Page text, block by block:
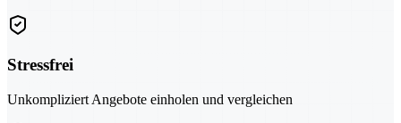
Stressfrei
Unkompliziert Angebote einholen und vergleichen